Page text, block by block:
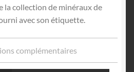
la collection de minéraux de
avec son étiquette.
complémentaires